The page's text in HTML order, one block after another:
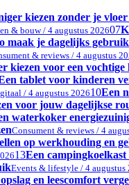
kiezen zonder je vloer
& bouw / 4 augustus 202607
maak je dagelijks gebruik
& reviews / 4 augustus
kiezen voor een vochtige
tablet voor kinderen
/ 4 augustus 202610Een
voor jouw dagelijkse
waterkoker
Consument & reviews / 4
op werkhouding en
13Een
Events & lifestyle / 4 augustus
en leescomfort